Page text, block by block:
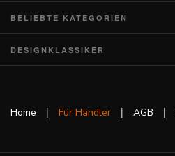
BELIEBTE KATEGORIEN
DESIGNKLASSIKER
Home | Für Händler | AGB |